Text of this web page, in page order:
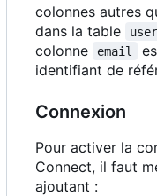
colonnes autres
dans la table
colonne
email
identifiant de
Connexion
Pour activer la
Connect, il faut
ajoutant :